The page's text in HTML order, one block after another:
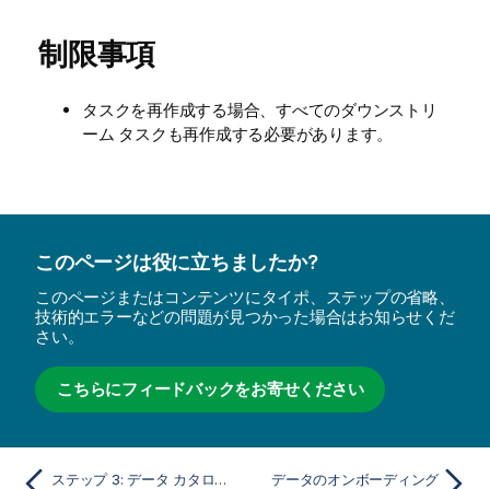
制限事項
タスクを再作成する場合、すべてのダウンストリ
ーム タスクも再作成する必要があります。
このページは役に立ちましたか?
このページまたはコンテンツにタイポ、ステップの省略、
技術的エラーなどの問題が見つかった場合はお知らせくだ
さい。
こちらにフィードバックをお寄せください
ステップ 3: データ カタログへの接続設定 データのオンボーディング